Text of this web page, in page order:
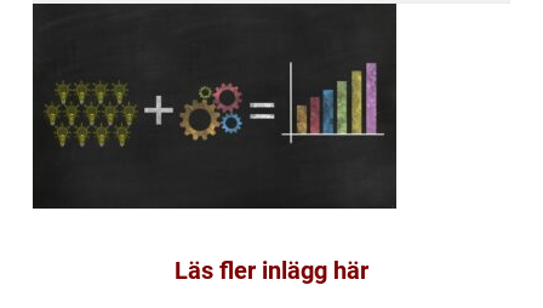
Läs fler inlägg här